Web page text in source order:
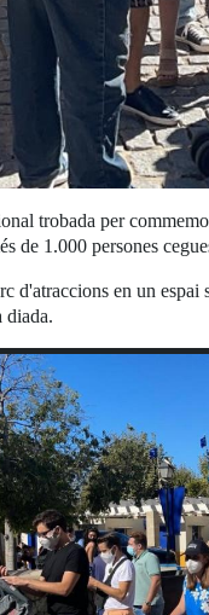
trobada per
de 1.000 persones
d'atraccions en un
diada.